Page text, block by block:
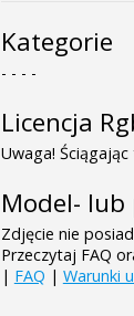
Kategorie
- - - -
Licencja
Uwaga!
Model-
Zdjęcie nie
Przeczytaj FAQ
| FAQ | Warunki